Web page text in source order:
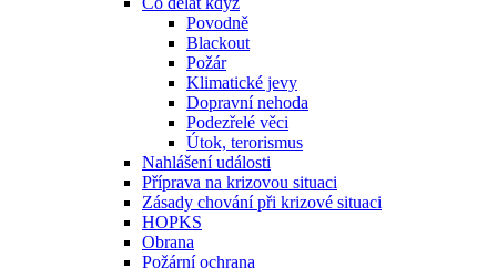
Povodně
Blackout
Požár
Klimatické jevy
Dopravní nehoda
Podezřelé věci
Útok, terorismus
Nahlášení události
Příprava na krizovou situaci
Zásady chování při krizové situaci
HOPKS
Obrana
Požární ochrana